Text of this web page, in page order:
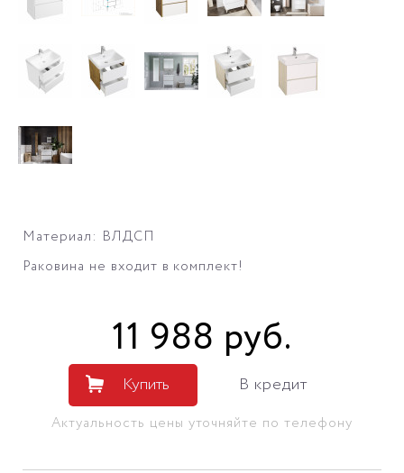
Материал: ВЛДСП
Раковина не входит в комплект!
11 988 руб.
Купить В кредит
Актуальность цены уточняйте по телефону